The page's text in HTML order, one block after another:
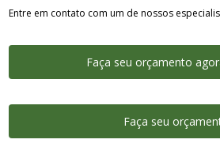
Entre em contato com um de nossos
Faça seu orçamento
Faça seu